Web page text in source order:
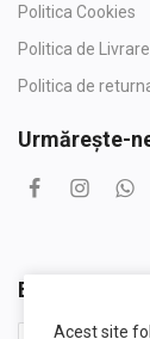
Politica Cookies
Politica de Livrare
Politica de
Urmărește-
Buletin
Acest site